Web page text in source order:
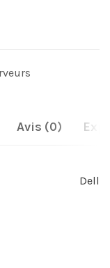
Avis (0)
Dell